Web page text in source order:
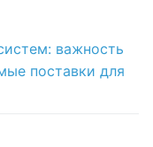
важность
поставки для